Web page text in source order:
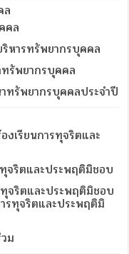
ล
คล
หารทรัพยากรบุคคล
รัพยากรบุคคล
ทรัพยากรบุคคลประจำปี
เรียนการทุจริตและ
จริตและประพฤติมิชอบ
จริตและประพฤติมิชอบ
รทุจริตและประพฤติมิ
ม